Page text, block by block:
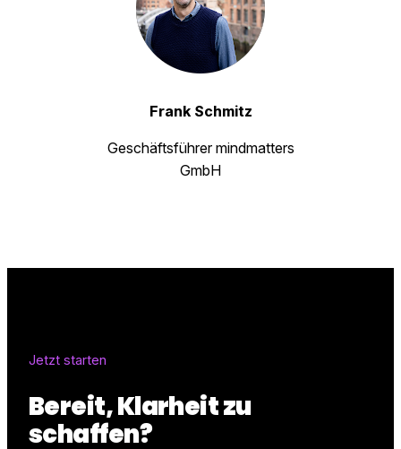
Frank Schmitz
Geschäftsführer mindmatters
GmbH
Jetzt starten
Bereit, Klarheit zu
schaffen?